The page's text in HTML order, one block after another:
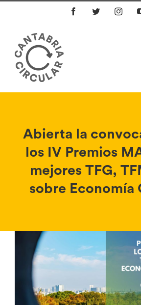
FacebookTwitter
Abierta la
los IV Premios
mejores TFG,
sobre Economía